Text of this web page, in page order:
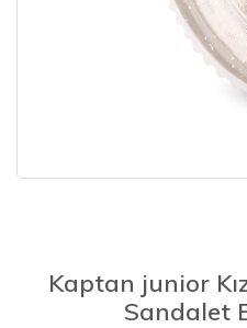
Kaptan junior
Sandalet